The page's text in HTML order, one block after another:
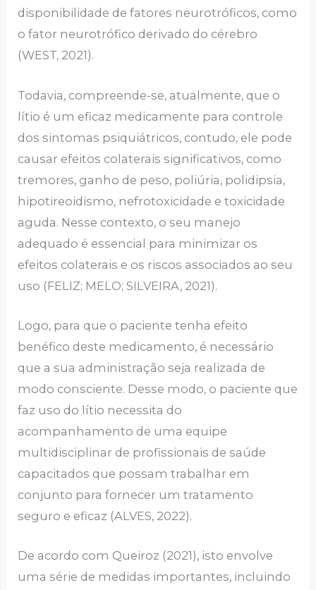
disponibilidade de fatores neurotróficos, como
o fator neurotrófico derivado do cérebro
(WEST, 2021).
Todavia, compreende-se, atualmente, que o
lítio é um eficaz medicamente para controle
dos sintomas psiquiátricos, contudo, ele pode
causar efeitos colaterais significativos, como
tremores, ganho de peso, poliúria, polidipsia,
hipotireoidismo, nefrotoxicidade e toxicidade
aguda. Nesse contexto, o seu manejo
adequado é essencial para minimizar os
efeitos colaterais e os riscos associados ao seu
uso (FELIZ; MELO; SILVEIRA, 2021).
Logo, para que o paciente tenha efeito
benéfico deste medicamento, é necessário
que a sua administração seja realizada de
modo consciente. Desse modo, o paciente que
faz uso do lítio necessita do
acompanhamento de uma equipe
multidisciplinar de profissionais de saúde
capacitados que possam trabalhar em
conjunto para fornecer um tratamento
seguro e eficaz (ALVES, 2022).
De acordo com Queiroz (2021), isto envolve
uma série de medidas importantes, incluindo